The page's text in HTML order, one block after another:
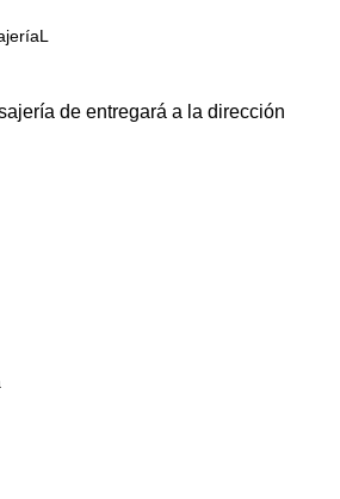
de entregará a la dirección